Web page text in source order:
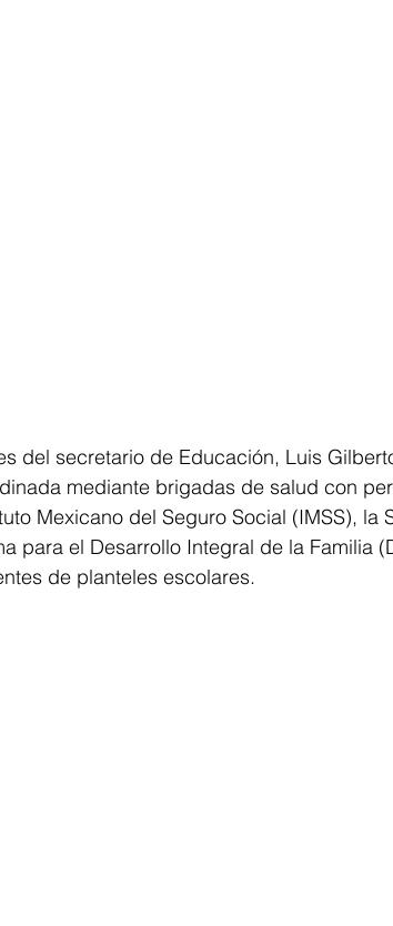
del secretario de Educación, Luis
mediante brigadas de salud con
Mexicano del Seguro Social (IMSS), la
para el Desarrollo Integral de la Familia
de planteles escolares.